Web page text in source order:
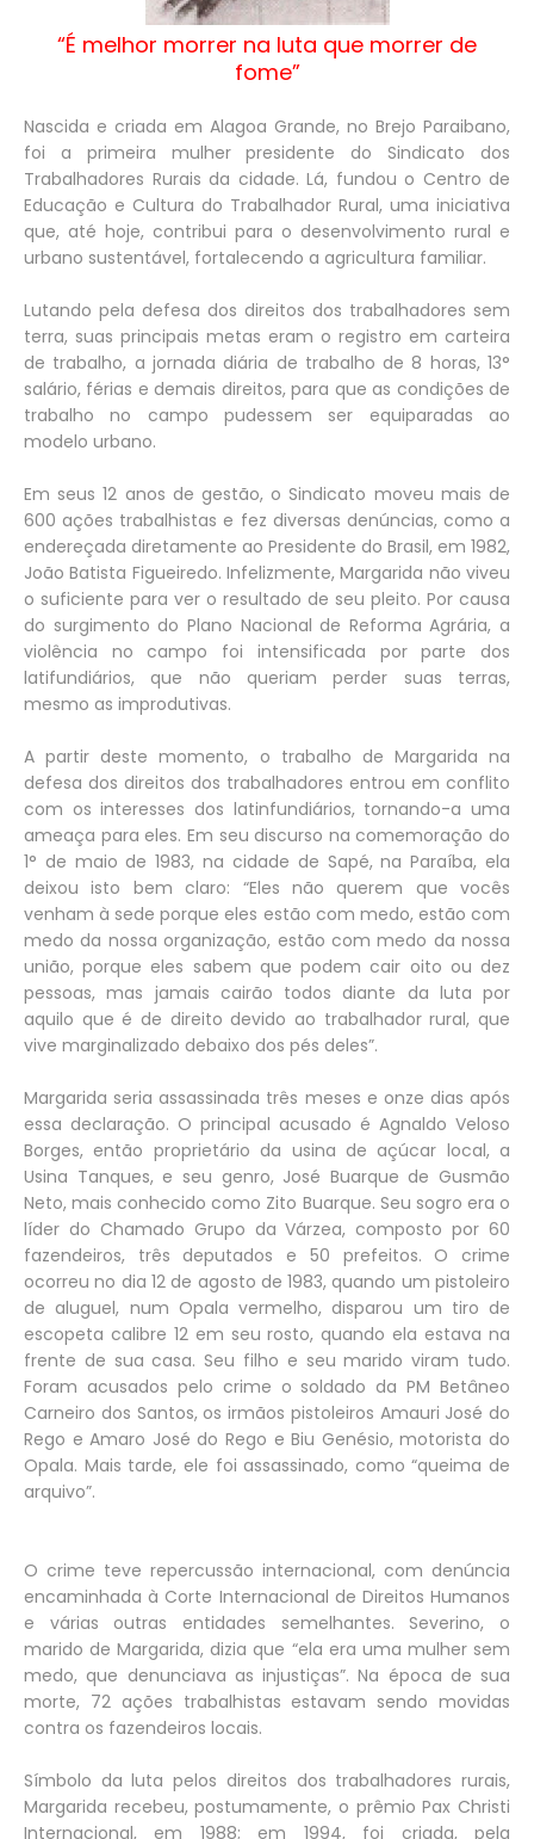
“É melhor morrer na luta que morrer de
fome”
Nascida e criada em Alagoa Grande, no Brejo Paraibano,
foi a primeira mulher presidente do Sindicato dos
Trabalhadores Rurais da cidade. Lá, fundou o Centro de
Educação e Cultura do Trabalhador Rural, uma iniciativa
que, até hoje, contribui para o desenvolvimento rural e
urbano sustentável, fortalecendo a agricultura familiar.
Lutando pela defesa dos direitos dos trabalhadores sem
terra, suas principais metas eram o registro em carteira
de trabalho, a jornada diária de trabalho de 8 horas, 13°
salário, férias e demais direitos, para que as condições de
trabalho no campo pudessem ser equiparadas ao
modelo urbano.
Em seus 12 anos de gestão, o Sindicato moveu mais de
600 ações trabalhistas e fez diversas denúncias, como a
endereçada diretamente ao Presidente do Brasil, em 1982,
João Batista Figueiredo. Infelizmente, Margarida não viveu
o suficiente para ver o resultado de seu pleito. Por causa
do surgimento do Plano Nacional de Reforma Agrária, a
violência no campo foi intensificada por parte dos
latifundiários, que não queriam perder suas terras,
mesmo as improdutivas.
A partir deste momento, o trabalho de Margarida na
defesa dos direitos dos trabalhadores entrou em conflito
com os interesses dos latinfundiários, tornando-a uma
ameaça para eles. Em seu discurso na comemoração do
1° de maio de 1983, na cidade de Sapé, na Paraíba, ela
deixou isto bem claro: “Eles não querem que vocês
venham à sede porque eles estão com medo, estão com
medo da nossa organização, estão com medo da nossa
união, porque eles sabem que podem cair oito ou dez
pessoas, mas jamais cairão todos diante da luta por
aquilo que é de direito devido ao trabalhador rural, que
vive marginalizado debaixo dos pés deles”.
Margarida seria assassinada três meses e onze dias após
essa declaração. O principal acusado é Agnaldo Veloso
Borges, então proprietário da usina de açúcar local, a
Usina Tanques, e seu genro, José Buarque de Gusmão
Neto, mais conhecido como Zito Buarque. Seu sogro era o
líder do Chamado Grupo da Várzea, composto por 60
fazendeiros, três deputados e 50 prefeitos. O crime
ocorreu no dia 12 de agosto de 1983, quando um pistoleiro
de aluguel, num Opala vermelho, disparou um tiro de
escopeta calibre 12 em seu rosto, quando ela estava na
frente de sua casa. Seu filho e seu marido viram tudo.
Foram acusados pelo crime o soldado da PM Betâneo
Carneiro dos Santos, os irmãos pistoleiros Amauri José do
Rego e Amaro José do Rego e Biu Genésio, motorista do
Opala. Mais tarde, ele foi assassinado, como “queima de
arquivo”.
O crime teve repercussão internacional, com denúncia
encaminhada à Corte Internacional de Direitos Humanos
e várias outras entidades semelhantes. Severino, o
marido de Margarida, dizia que “ela era uma mulher sem
medo, que denunciava as injustiças”. Na época de sua
morte, 72 ações trabalhistas estavam sendo movidas
contra os fazendeiros locais.
Símbolo da luta pelos direitos dos trabalhadores rurais,
Margarida recebeu, postumamente, o prêmio Pax Christi
Internacional, em 1988; em 1994, foi criada, pela